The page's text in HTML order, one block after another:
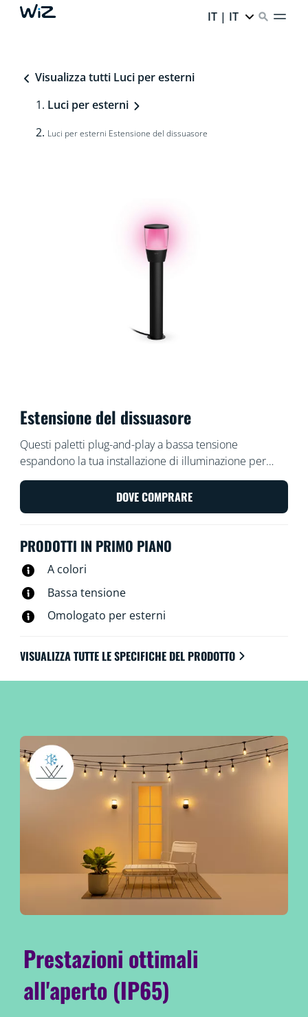
IT | IT
Visualizza tutti Luci per esterni
Luci per esterni
Luci per esterni Estensione del dissuasore
Estensione del dissuasore
Questi paletti plug-and-play a bassa tensione
espandono la tua installazione di illuminazione per
esterni WiZ e sono facili e sicuri da installare. Disponili
o riorganizzali a tuo piacimento, senza cavi aggiuntivi.
Usa la tua rete Wi-Fi esistente per controllare le luci
DOVE COMPRARE
PRODOTTI IN PRIMO PIANO
A colori
Bassa tensione
Omologato per esterni
VISUALIZZA TUTTE LE SPECIFICHE DEL PRODOTTO
Prestazioni ottimali
all'aperto (IP65)